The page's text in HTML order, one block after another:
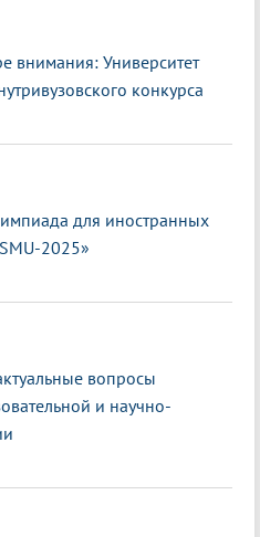
внимания: Университет
конкурса
для иностранных
2025»
вопросы
и научно-